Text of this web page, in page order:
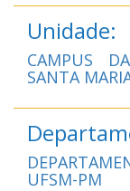
Unidade:
CAMPUS
SANTA
UFSM-PM